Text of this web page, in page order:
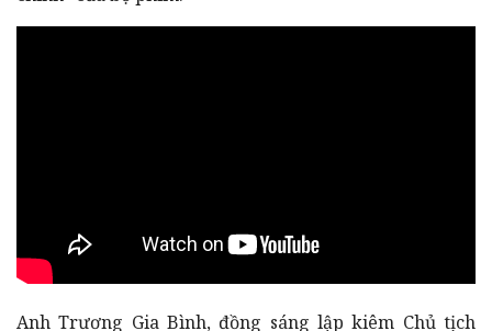
Anh Trương Gia Bình, đồng sáng lập kiêm Chủ tịch